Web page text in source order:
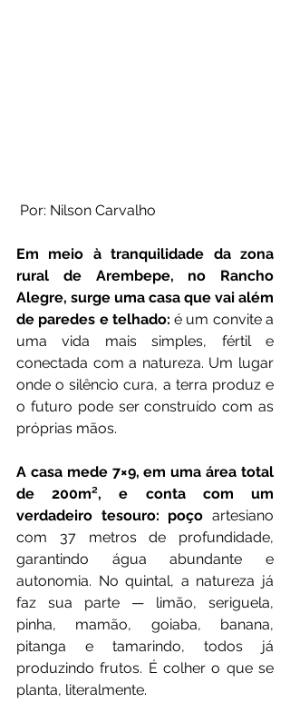
Por: Nilson Carvalho
Em meio à tranquilidade da zona
rural de Arembepe, no Rancho
Alegre, surge uma casa que vai além
de paredes e telhado: é um convite a
uma vida mais simples, fértil e
conectada com a natureza. Um lugar
onde o silêncio cura, a terra produz e
o futuro pode ser construído com as
próprias mãos.
A casa mede 7×9, em uma área total
de 200m², e conta com um
verdadeiro tesouro: poço artesiano
com 37 metros de profundidade,
garantindo água abundante e
autonomia. No quintal, a natureza já
faz sua parte — limão, seriguela,
pinha, mamão, goiaba, banana,
pitanga e tamarindo, todos já
produzindo frutos. É colher o que se
planta, literalmente.